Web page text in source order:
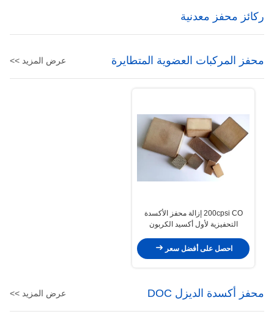
ركائز محفز معدنية
محفز المركبات العضوية المتطايرة عرض المزيد >>
200cpsi CO إزالة محفز الأكسدة
التحفيزية لأول أكسيد الكربون
احصل على أفضل سعر
محفز أكسدة الديزل DOC عرض المزيد >>